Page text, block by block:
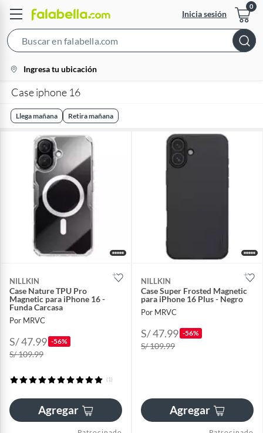
Inicia sesión
Bar
location-
icon
Ingresa tu ubicación
Case iphone 16
Llega mañana Retira mañana
NILLKIN
Case Nature TPU Pro
Magnetic para iPhone 16 -
Funda Carcasa
Por MRVC
S/ 47.99 -56%
S/ 109.99
(1)
Agregar
NILLKIN
Case Super Frosted Magnetic
para iPhone 16 Plus - Negro
Por MRVC
S/ 47.99 -56%
S/ 109.99
Agregar